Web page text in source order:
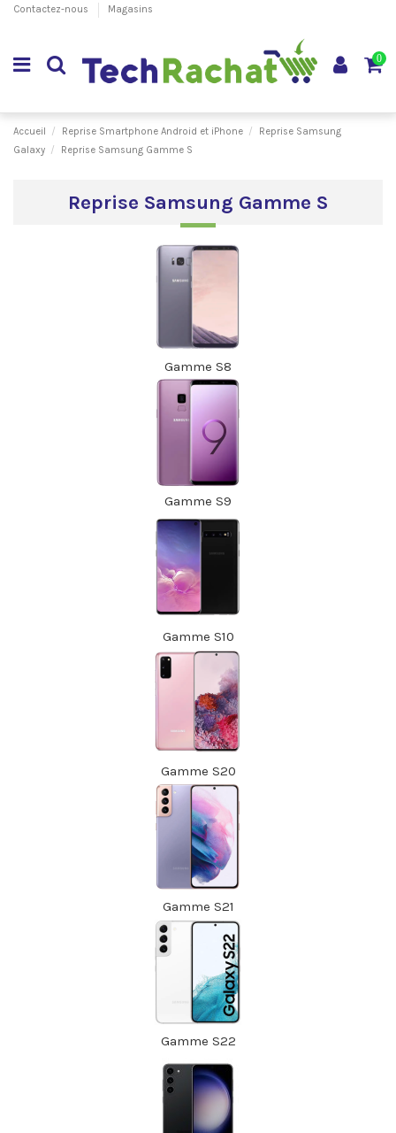
Contactez-nous Magasins
0
Accueil Reprise Smartphone Android et iPhone
Reprise Samsung
Galaxy
Reprise Samsung Gamme S
Reprise Samsung Gamme S
Gamme S8
Gamme S9
Gamme S10
Gamme S20
Gamme S21
Gamme S22